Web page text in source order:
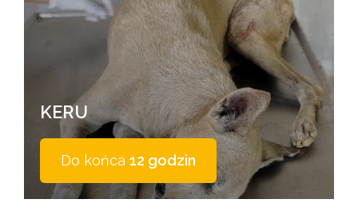
KERU
Do końca 12 godzin